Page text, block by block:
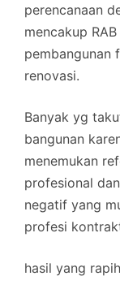
perencanaan
mencakup
pembangunan
renovasi.
Banyak yg
bangunan
menemukan
profesional
negatif yang
profesi
hasil yang